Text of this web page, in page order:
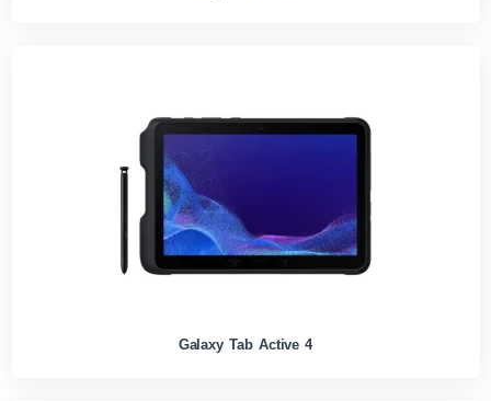
Galaxy Tab Active 4